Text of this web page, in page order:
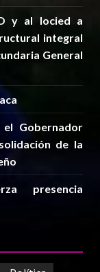
y al Iocied a
integral
General
Gobernador
de la
presencia